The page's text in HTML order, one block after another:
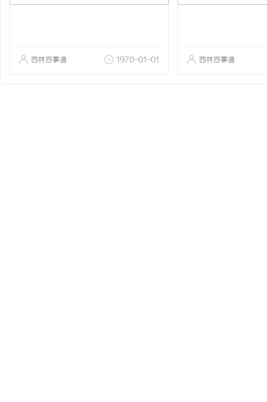
西林百事通 1970-01-01 西林百事通